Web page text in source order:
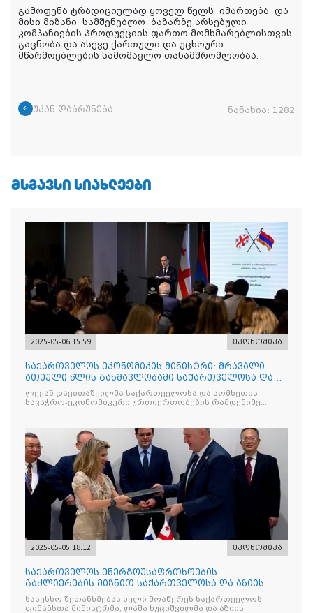
გამოფენა ტრადიციულად ყოველ წელს იმართება და
მისი მიზანი სამშენებლო ბაზარზე არსებული
კომპანიების პროდუქციის ფართო მომხმარებლისთვის
გაცნობა და ასევე ქართული და უცხოური
მწარმოებლების სამომავლო თანამშრომლობაა.
უკან დაბრუნება ნანახია: 1282
ᲛᲡᲒᲐᲕᲡᲘ ᲡᲘᲐᲮᲚᲔᲔᲑᲘ
2025-05-06 15:59 ეკონომიკა
საქართველოს ეკონომიკის მინისტრი: მრავალი
ათეული წლის განმავლობაში საქართველოსა და
სომხეთს შორის მეგო
ლევან დავითაშვილმა საქართველოსა და სომხეთის
სავაჭრო-ეკონომიკური ურთიერთობების რამდენიმე
2025-05-05 18:12 ეკონომიკა
საქართველოს ენერგოუსაფრთხოების
გაძლიერების მიზნით საქართველოსა და აზიის
განვითარების ბანკს შორის შეთ
სასესხო შეთანხმებას ხელი მოაწერეს საქართველოს
ფინანსთა მინისტრმა, ლაშა ხუციშვილმა და აზიის